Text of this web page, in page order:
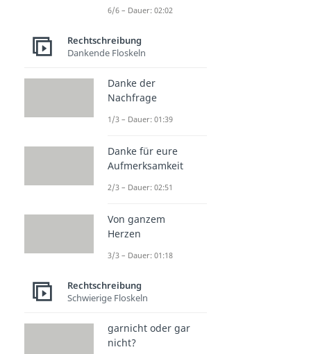
6/6 – Dauer: 02:02
Rechtschreibung
Dankende Floskeln
Danke der
Nachfrage
1/3 – Dauer: 01:39
Danke für eure
Aufmerksamkeit
2/3 – Dauer: 02:51
Von ganzem
Herzen
3/3 – Dauer: 01:18
Rechtschreibung
Schwierige Floskeln
garnicht oder gar
nicht?